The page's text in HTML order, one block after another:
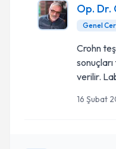
Op. Dr.
Genel
Crohn
verilir.
16 Şubat